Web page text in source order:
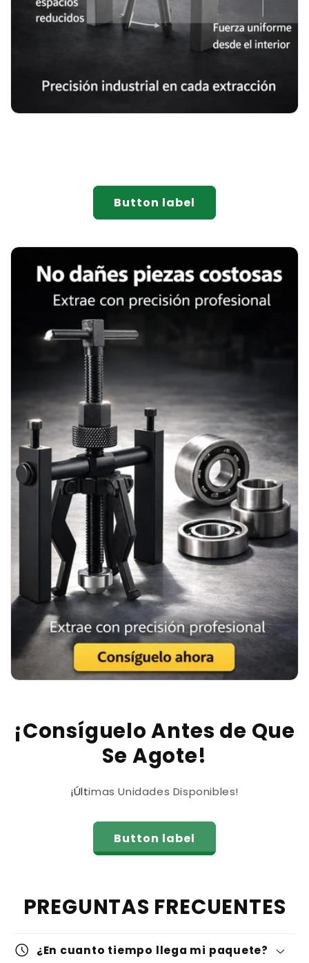
Button label
¡Consíguelo Antes de Que
Se Agote!
¡Últimas Unidades Disponibles!
Button label
PREGUNTAS FRECUENTES
schedule ¿En cuanto tiempo llega mi paquete?